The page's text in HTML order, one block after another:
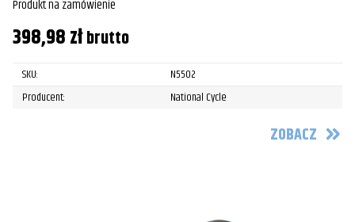
Produkt na zamówienie
398,98złbrutto
SKU:
N5502
Producent:
National Cycle
ZOBACZ